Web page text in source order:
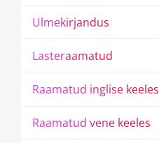
Ulmekirjandus
Lasteraamatud
Raamatud inglise keeles
Raamatud vene keeles